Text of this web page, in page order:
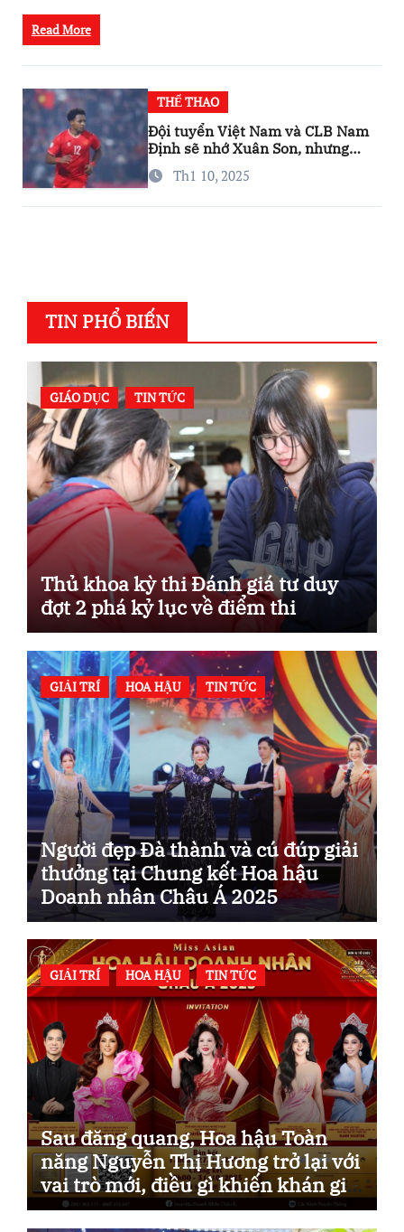
Read More
THỂ THAO
Đội tuyển Việt Nam và CLB Nam
Định sẽ nhớ Xuân Son, nhưng
đừng lo…
Th1 10, 2025
TIN PHỔ BIẾN
GIÁO DỤC TIN TỨC
Thủ khoa kỳ thi Đánh giá tư duy
đợt 2 phá kỷ lục về điểm thi
GIẢI TRÍ HOA HẬU TIN TỨC
Người đẹp Đà thành và cú đúp giải
thưởng tại Chung kết Hoa hậu
Doanh nhân Châu Á 2025
GIẢI TRÍ HOA HẬU TIN TỨC
Sau đăng quang, Hoa hậu Toàn
năng Nguyễn Thị Hương trở lại với
vai trò mới, điều gì khiến khán giả
mong chờ?